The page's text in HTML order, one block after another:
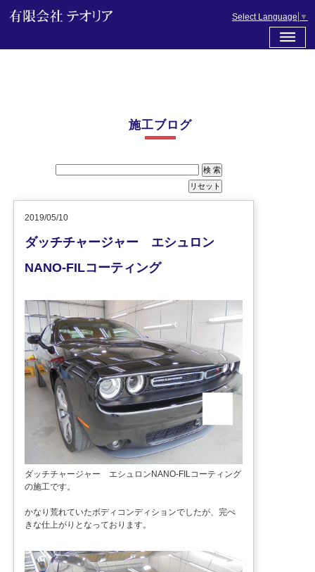
Select Language ▼
施工ブログ
2019/05/10
ダッチチャージャー エシュロン
NANO-FILコーティング
ダッチチャージャー エシュロンNANO-FILコーティング
の施工です。
かなり荒れていたボディコンディションでしたが、完ぺ
きな仕上がりとなっております。